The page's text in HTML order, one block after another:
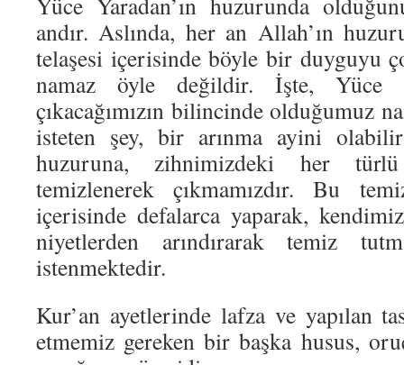
andır. Aslında, her an Allah’ın
telaşesi içerisinde böyle bir duyguyu
namaz öyle değildir. İşte, Yüce
çıkacağımızın bilincinde olduğumuz
isteten şey, bir arınma ayini
huzuruna, zihnimizdeki her türlü
temizlenerek çıkmamızdır. Bu
içerisinde defalarca yaparak,
niyetlerden arındırarak temiz
istenmektedir.
Kur’an ayetlerinde lafza ve yapılan
etmemiz gereken bir başka husus,